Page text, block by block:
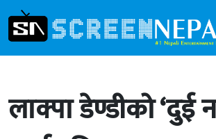
लाक्पा डेण्डीको ‘दुई